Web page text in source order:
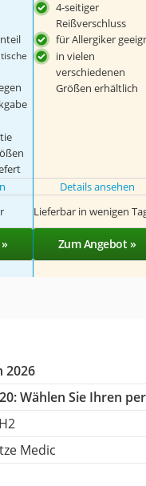
4-seitiger
Reißverschluss
für Allergiker
in vielen
verschiedenen
Größen erhältlich
Details ansehen
Lieferbar in wenigen
Zum Angebot »
2026
Wählen Sie Ihren
Medic